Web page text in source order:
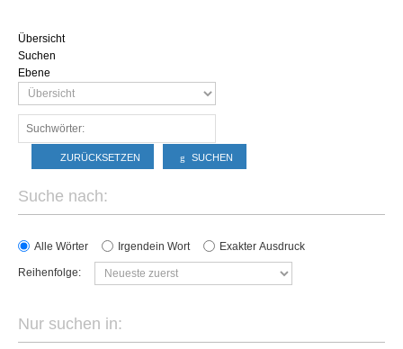
Übersicht
Suchen
Ebene
SUCHEN
ZURÜCKSETZEN
Suche nach:
Alle Wörter Irgendein Wort Exakter Ausdruck
Reihenfolge:
Nur suchen in: